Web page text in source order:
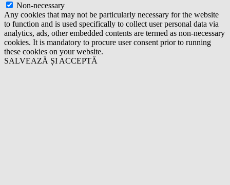
Non-necessary
Any cookies that may not be particularly necessary for the website
to function and is used specifically to collect user personal data via
analytics, ads, other embedded contents are termed as non-necessary
cookies. It is mandatory to procure user consent prior to running
these cookies on your website.
SALVEAZĂ ȘI ACCEPTĂ